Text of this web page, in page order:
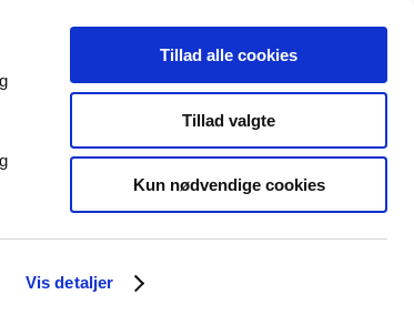
Vis detaljer
Tillad alle cookies
Tillad valgte
Kun nødvendige cookies
Særlige
produktområder